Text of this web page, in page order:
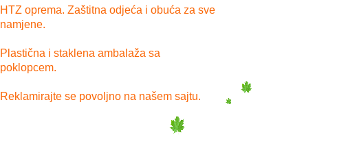
HTZ oprema. Zaštitna odjeća i obuća za sve
namjene.
Plastična i staklena ambalaža sa
poklopcem.
Reklamirajte se povoljno na našem sajtu.